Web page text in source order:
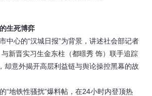
生死博弈
中心的“汉城日报”为背景，讲述社会部记者
新晋实习生金东柱（都暻秀 饰）联手追踪
却意外揭开高层利益链与舆论操控黑幕的故
“地铁性骚扰”爆料帖，在24小时内登顶热